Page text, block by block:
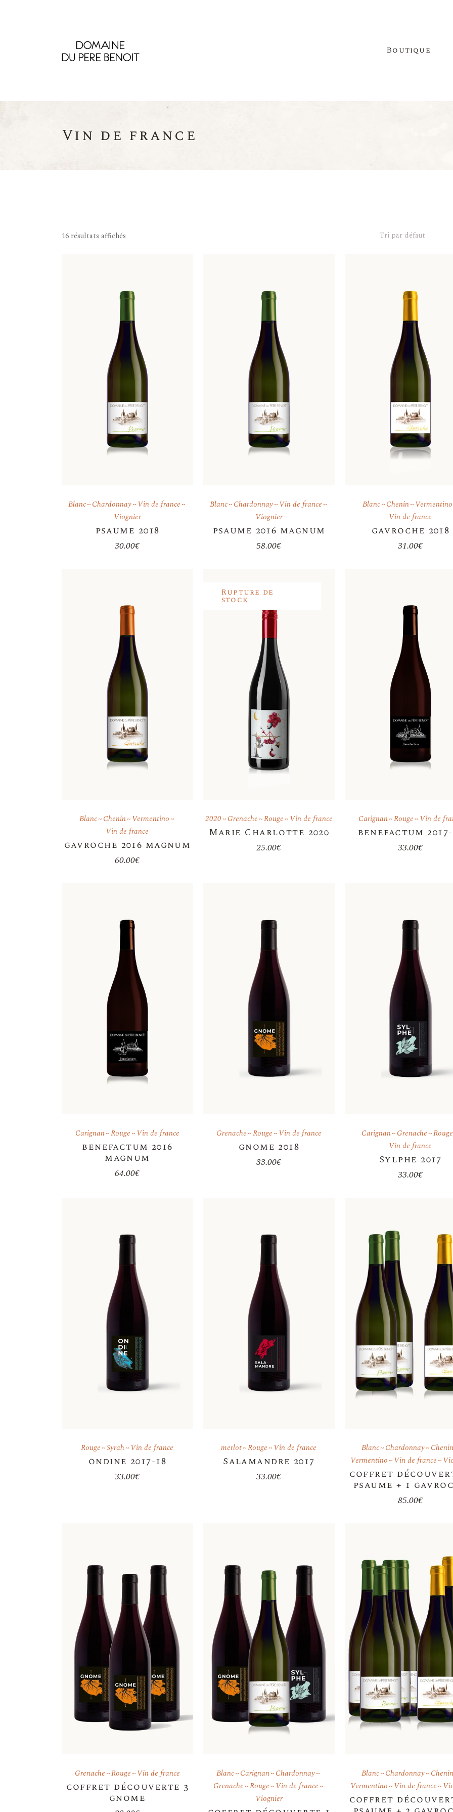
Boutique
Vin de france
16 résultats affichés Tri par défaut
Blanc Chardonnay Vin de france
Viognier
psaume 2018
30.00€
Blanc Chardonnay Vin de france
Viognier
psaume 2016 magnum
58.00€
Blanc Chenin Vermentino
Vin de france
gavroche 2018
31.00€
Blanc Chenin Vermentino
Vin de france
gavroche 2016 magnum
60.00€
Rupture de
stock
2020 Grenache Rouge Vin de france
Marie Charlotte 2020
25.00€
Carignan Rouge Vin de
benefactum
33.00€
Carignan Rouge Vin de france
benefactum 2016
magnum
64.00€
Grenache Rouge Vin de france
gnome 2018
33.00€
Carignan Grenache Rouge
Vin de france
Sylphe 2017
33.00€
Rouge Syrah Vin de france
ondine 2017-18
33.00€
merlot Rouge Vin de france
Salamandre 2017
33.00€
Blanc Chardonnay Chenin
Vermentino
Vin de france
coffret
psaume + 1
85.00€
Grenache Rouge Vin de france
coffret découverte 3
gnome
Blanc Carignan Chardonnay
Grenache Rouge
Vin de france
Viognier
Blanc Chardonnay Chenin
Vermentino
Vin de france
coffret